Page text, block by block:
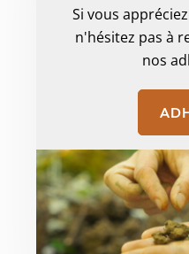
Si vous
n'hésitez pas à
nos